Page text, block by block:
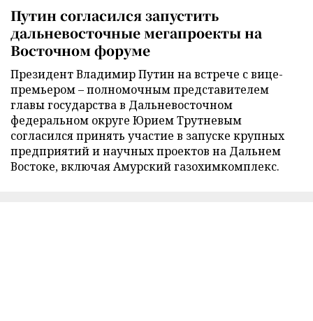
Путин согласился запустить
дальневосточные мегапроекты на
Восточном форуме
Президент Владимир Путин на встрече с вице-
премьером – полномочным представителем
главы государства в Дальневосточном
федеральном округе Юрием Трутневым
согласился принять участие в запуске крупных
предприятий и научных проектов на Дальнем
Востоке, включая Амурский газохимкомплекс.